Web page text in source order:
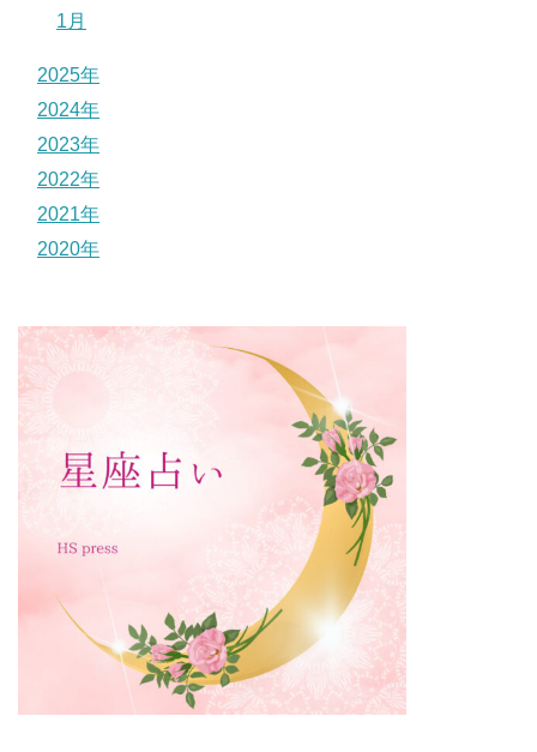
1月
2025年
2024年
2023年
2022年
2021年
2020年